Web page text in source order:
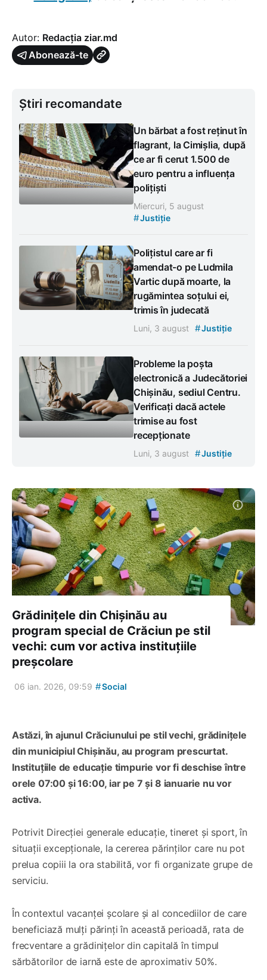
Autor: Redacția ziar.md
Abonează-te
Știri recomandate
Un bărbat a fost reținut în
flagrant, la Cimișlia, după
ce ar fi cerut 1.500 de
euro pentru a influența
polițiști
Miercuri, 5 august
#Justiție
Polițistul care ar fi
amendat-o pe Ludmila
Vartic după moarte, la
rugămintea soțului ei,
trimis în judecată
Luni, 3 august #Justiție
Probleme la poșta
electronică a Judecătoriei
Chișinău, sediul Centru.
Verificați dacă actele
trimise au fost
recepționate
Luni, 3 august #Justiție
Grădinițele din Chișinău au
program special de Crăciun pe stil
vechi: cum vor activa instituțiile
preșcolare
06 ian. 2026, 09:59 #Social
Astăzi, în ajunul Crăciunului pe stil vechi, grădinițele
din municipiul Chișinău, au program prescurtat.
Instituțiile de educație timpurie vor fi deschise între
orele 07:00 și 16:00, iar pe 7 și 8 ianuarie nu vor
activa.
Potrivit Direcției generale educație, tineret și sport, în
situații excepționale, la cererea părinților care nu pot
prelua copiii la ora stabilită, vor fi organizate grupe de
serviciu.
În contextul vacanței școlare și al concediilor de care
beneficiază mulți părinți în această perioadă, rata de
frecventare a grădinițelor din capitală în timpul
sărbătorilor de iarnă este de aproximativ 50%.